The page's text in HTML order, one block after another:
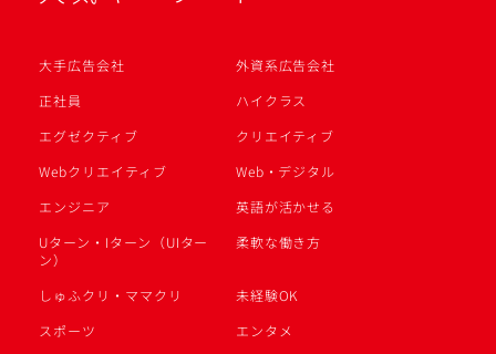
大手広告会社
外資系広告会社
正社員
ハイクラス
エグゼクティブ
クリエイティブ
Webクリエイティブ
Web・デジタル
エンジニア
英語が活かせる
Uターン・Iターン（UIター
ン）
柔軟な働き方
しゅふクリ・ママクリ
未経験OK
スポーツ
エンタメ